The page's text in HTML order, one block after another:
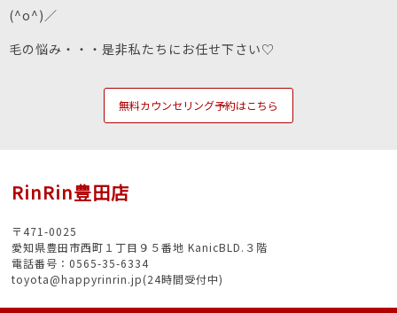
(^o^)／
毛の悩み・・・是非私たちにお任せ下さい♡
無料カウンセリング予約はこちら
RinRin豊田店
〒471-0025
愛知県豊田市西町１丁目９５番地 KanicBLD.３階
電話番号：0565-35-6334
toyota@happyrinrin.jp(24時間受付中)